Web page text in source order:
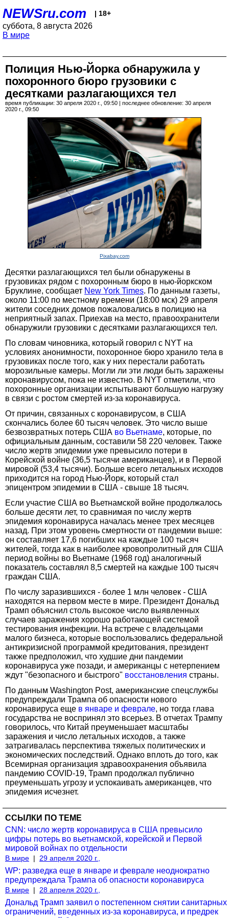
NEWSru.com | 18+
суббота, 8 августа 2026
В мире
Полиция Нью-Йорка обнаружила у
похоронного бюро грузовики с
десятками разлагающихся тел
время публикации: 30 апреля 2020 г., 09:50 | последнее обновление: 30 апреля
2020 г., 09:50
Pixabay.com
Десятки разлагающихся тел были обнаружены в
грузовиках рядом с похоронным бюро в нью-йоркском
Бруклине, сообщает New York Times. По данным газеты,
около 11:00 по местному времени (18:00 мск) 29 апреля
жители соседних домов пожаловались в полицию на
неприятный запах. Приехав на место, правоохранители
обнаружили грузовики с десятками разлагающихся тел.
По словам чиновника, который говорил с NYT на
условиях анонимности, похоронное бюро хранило тела в
грузовиках после того, как у них перестали работать
морозильные камеры. Могли ли эти люди быть заражены
коронавирусом, пока не известно. В NYT отметили, что
похоронные организации испытывают большую нагрузку
в связи с ростом смертей из-за коронавируса.
От причин, связанных с коронавирусом, в США
скончались более 60 тысяч человек. Это число выше
безвозвратных потерь США во Вьетнаме, которые, по
официальным данным, составили 58 220 человек. Также
число жертв эпидемии уже превысило потери в
Корейской войне (36,5 тысячи американцев), и в Первой
мировой (53,4 тысячи). Больше всего летальных исходов
приходится на город Нью-Йорк, который стал
эпицентром эпидемии в США - свыше 18 тысяч.
Если участие США во Вьетнамской войне продолжалось
больше десяти лет, то сравнимая по числу жертв
эпидемия коронавируса началась менее трех месяцев
назад. При этом уровень смертности от пандемии выше:
он составляет 17,6 погибших на каждые 100 тысяч
жителей, тогда как в наиболее кровопролитный для США
период войны во Вьетнаме (1968 год) аналогичный
показатель составлял 8,5 смертей на каждые 100 тысяч
граждан США.
По числу заразившихся - более 1 млн человек - США
находятся на первом месте в мире. Президент Дональд
Трамп объяснил столь высокое число выявленных
случаев заражения хорошо работающей системой
тестирования инфекции. На встрече с владельцами
малого бизнеса, которые воспользовались федеральной
антикризисной программой кредитования, президент
также предположил, что худшие дни пандемии
коронавируса уже позади, и американцы с нетерпением
ждут "безопасного и быстрого" восстановления страны.
По данным Washington Post, американские спецслужбы
предупреждали Трампа об опасности нового
коронавируса еще в январе и феврале, но тогда глава
государства не воспринял это всерьез. В отчетах Трампу
говорилось, что Китай преуменьшает масштабы
заражения и число летальных исходов, а также
затрагивалась перспектива тяжелых политических и
экономических последствий. Однако вплоть до того, как
Всемирная организация здравоохранения объявила
пандемию COVID-19, Трамп продолжал публично
преуменьшать угрозу и успокаивать американцев, что
эпидемия исчезнет.
ССЫЛКИ ПО ТЕМЕ
CNN: число жертв коронавируса в США превысило
цифры потерь во вьетнамской, корейской и Первой
мировой войнах по отдельности
В мире | 29 апреля 2020 г.,
WP: разведка еще в январе и феврале неоднократно
предупреждала Трампа об опасности коронавируса
В мире | 28 апреля 2020 г.,
Дональд Трамп заявил о постепенном снятии санитарных
ограничений, введенных из-за коронавируса, и предрек